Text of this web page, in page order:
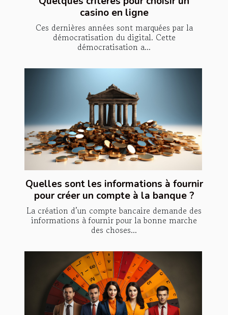
casino en ligne
Ces dernières années sont marquées par la
démocratisation du digital. Cette
démocratisation a...
Quelles sont les informations à fournir
pour créer un compte à la banque ?
La création d’un compte bancaire demande des
informations à fournir pour la bonne marche
des choses...